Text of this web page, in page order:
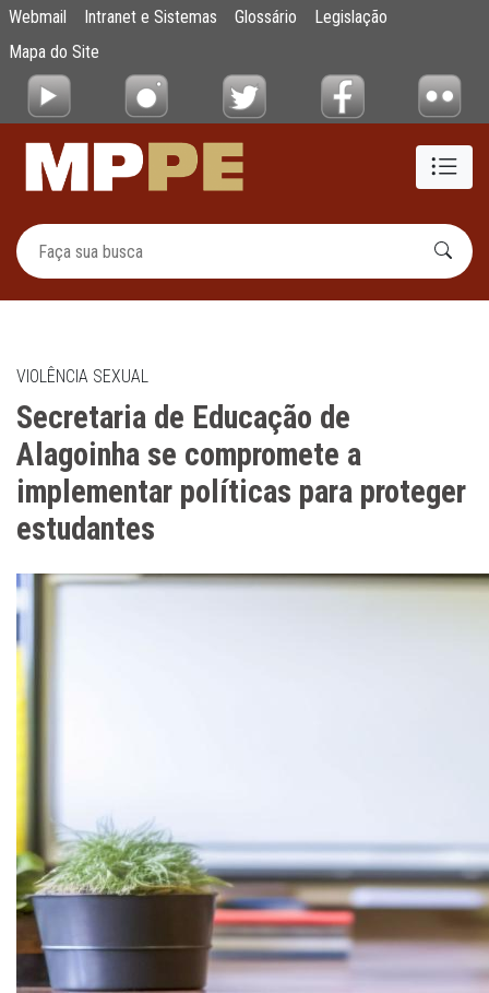
Pular para o Conteúdo principal
Secretaria de Educação de Alagoinha se
Webmail Intranet e Sistemas Glossário
Legislação
Mapa do Site
VIOLÊNCIA SEXUAL
Secretaria de Educação de
Alagoinha se compromete a
implementar políticas para proteger
estudantes